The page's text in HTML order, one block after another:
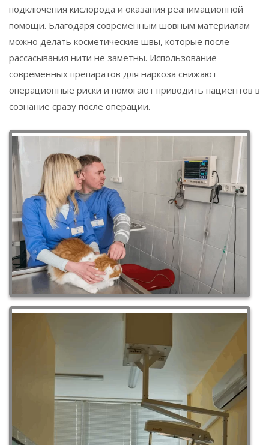
подключения кислорода и оказания реанимационной
помощи. Благодаря современным шовным материалам
можно делать косметические швы, которые после
рассасывания нити не заметны. Использование
современных препаратов для наркоза снижают
операционные риски и помогают приводить пациентов в
сознание сразу после операции.